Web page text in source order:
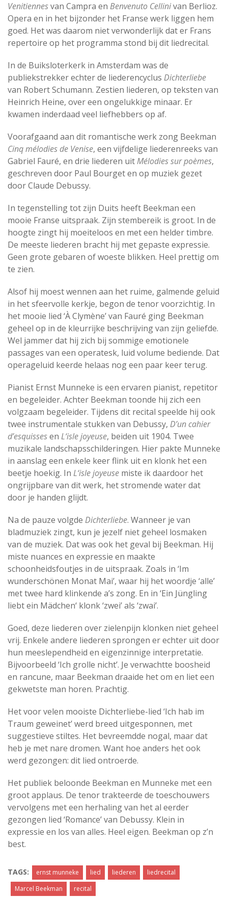
Venitiennesvan Campra en Benvenuto Cellinivan Berlioz.
Opera en in het bijzonder het Franse werk liggen hem
goed. Het was daarom niet verwonderlijk dat er Frans
repertoire op het programma stond bij dit liedrecital.
In de Buiksloterkerk in Amsterdam was de
publiekstrekker echter de liederencyclus Dichterliebe
van Robert Schumann. Zestien liederen, op teksten van
Heinrich Heine, over een ongelukkige minaar. Er
kwamen inderdaad veel liefhebbers op af.
Voorafgaand aan dit romantische werk zong Beekman
Cinq mélodies de Venise, een vijfdelige liederenreeks van
Gabriel Fauré, en drie liederen uitMélodies sur poèmes,
geschreven door Paul Bourget en op muziek gezet
door Claude Debussy.
In tegenstelling tot zijn Duits heeft Beekman een
mooie Franse uitspraak. Zijn stembereik is groot. In de
hoogte zingt hij moeiteloos en met een helder timbre.
De meeste liederen bracht hij met gepaste expressie.
Geen grote gebaren of woeste blikken. Heel prettig om
te zien.
Alsof hij moest wennen aan het ruime, galmende geluid
in het sfeervolle kerkje, begon de tenor voorzichtig. In
het mooie lied ‘À Clymène’ van Fauré ging Beekman
geheel op in de kleurrijke beschrijving van zijn geliefde.
Wel jammer dat hij zich bij sommige emotionele
passages van een operatesk, luid volume bediende. Dat
operageluid keerde helaas nog een paar keer terug.
Pianist Ernst Munneke is een ervaren pianist, repetitor
en begeleider. Achter Beekman toonde hij zich een
volgzaam begeleider. Tijdens dit recital speelde hij ook
twee instrumentale stukken van Debussy, D’un cahier
d’esquissesen L‘isle joyeuse, beiden uit 1904. Twee
muzikale landschapsschilderingen. Hier pakte Munneke
in aanslag een enkele keer flink uit en klonk het een
beetje hoekig. In L‘isle joyeuse miste ik daardoor het
ongrijpbare van dit werk, het stromende water dat
door je handen glijdt.
Na de pauze volgde Dichterliebe. Wanneer je van
bladmuziek zingt, kun je jezelf niet geheel losmaken
van de muziek. Dat was ook het geval bij Beekman. Hij
miste nuances en expressie en maakte
schoonheidsfoutjes in de uitspraak. Zoals in ‘Im
wunderschönen Monat Mai’, waar hij het woordje ‘alle’
met twee hard klinkende a’s zong. En in ‘Ein Jüngling
liebt ein Mädchen‘ klonk ‘zwei’ als ‘zwai’.
Goed, deze liederen over zielenpijn klonken niet geheel
vrij. Enkele andere liederen sprongen er echter uit door
hun meeslependheid en eigenzinnige interpretatie.
Bijvoorbeeld ‘Ich grolle nicht’. Je verwachtte boosheid
en rancune, maar Beekman draaide het om en liet een
gekwetste man horen. Prachtig.
Het voor velen mooiste Dichterliebe-lied ‘Ich hab im
Traum geweinet’ werd breed uitgesponnen, met
suggestieve stiltes. Het bevreemdde nogal, maar dat
heb je met nare dromen. Want hoe anders het ook
werd gezongen: dit lied ontroerde.
Het publiek beloonde Beekman en Munneke met een
groot applaus. De tenor trakteerde de toeschouwers
vervolgens met een herhaling van het al eerder
gezongen lied ‘Romance’ van Debussy. Klein in
expressie en los van alles. Heel eigen. Beekman op z’n
best.
TAGS: ernst munneke lied liederen
liedrecital
Marcel Beekman
recital